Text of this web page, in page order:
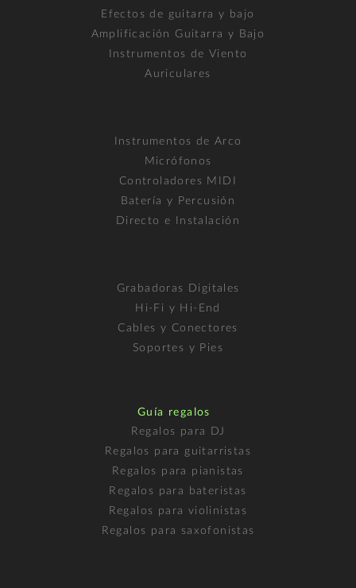
Efectos de guitarra y bajo
Amplificación Guitarra y Bajo
Instrumentos de Viento
Auriculares
Instrumentos de Arco
Micrófonos
Controladores MIDI
Batería y Percusión
Directo e Instalación
Grabadoras Digitales
Hi-Fi y Hi-End
Cables y Conectores
Soportes y Pies
Guía regalos
Regalos para DJ
Regalos para guitarristas
Regalos para pianistas
Regalos para bateristas
Regalos para violinistas
Regalos para saxofonistas